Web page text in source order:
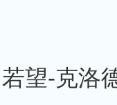
望-克洛